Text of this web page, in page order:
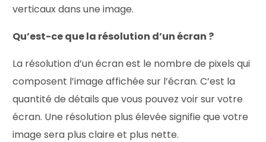
verticaux dans une image.
Qu’est-ce que la résolution d’un écran ?
La résolution d’un écran est le nombre de pixels qui
composent l’image affichée sur l’écran. C’est la
quantité de détails que vous pouvez voir sur votre
écran. Une résolution plus élevée signifie que votre
image sera plus claire et plus nette.